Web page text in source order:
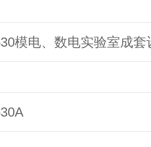
模电、数电实验室成套